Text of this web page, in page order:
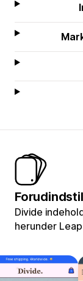
Divide
herunder Leap